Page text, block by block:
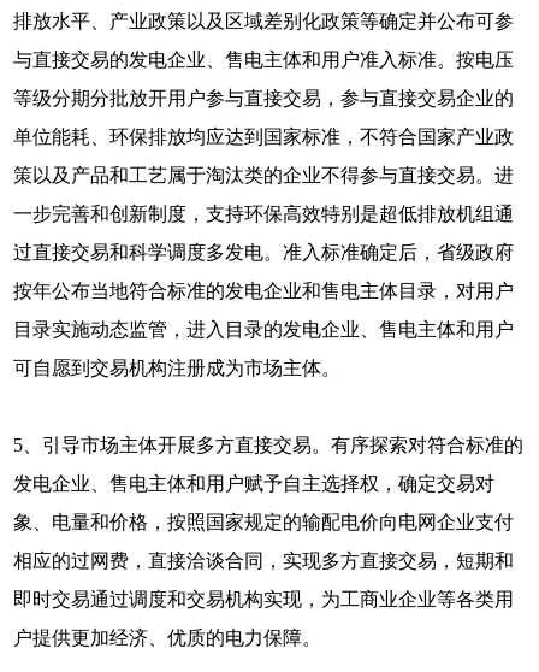
排放水平、产业政策以及区域差别化政策等确定并公布可参
与直接交易的发电企业、售电主体和用户准入标准。按电压
等级分期分批放开用户参与直接交易，参与直接交易企业的
单位能耗、环保排放均应达到国家标准，不符合国家产业政
策以及产品和工艺属于淘汰类的企业不得参与直接交易。进
一步完善和创新制度，支持环保高效特别是超低排放机组通
过直接交易和科学调度多发电。准入标准确定后，省级政府
按年公布当地符合标准的发电企业和售电主体目录，对用户
目录实施动态监管，进入目录的发电企业、售电主体和用户
可自愿到交易机构注册成为市场主体。
5、引导市场主体开展多方直接交易。有序探索对符合标准的
发电企业、售电主体和用户赋予自主选择权，确定交易对
象、电量和价格，按照国家规定的输配电价向电网企业支付
相应的过网费，直接洽谈合同，实现多方直接交易，短期和
即时交易通过调度和交易机构实现，为工商业企业等各类用
户提供更加经济、优质的电力保障。